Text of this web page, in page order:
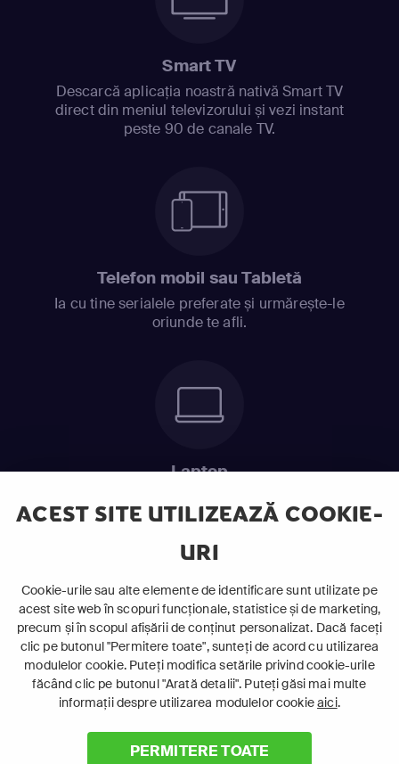
ACEST SITE UTILIZEAZĂ COOKIE-
URI
Cookie-urile sau alte elemente de identificare sunt utilizate pe
acest site web în scopuri funcționale, statistice și de marketing,
precum și în scopul afișării de conținut personalizat. Dacă faceți
clic pe butonul "Permitere toate", sunteți de acord cu utilizarea
modulelor cookie. Puteți modifica setările privind cookie-urile
făcând clic pe butonul "Arată detalii". Puteți găsi mai multe
informații despre utilizarea modulelor cookieaici.
PERMITERE TOATE
Smart TV
Descarcă aplicația noastră nativă Smart TV
direct din meniul televizorului și vezi instant
peste 90 de canale TV.
Telefon mobil sau Tabletă
Ia cu tine serialele preferate și urmărește-le
oriunde te afli.
Laptop
ABONEAZĂ-TE ACUM
Cerințe de sistem